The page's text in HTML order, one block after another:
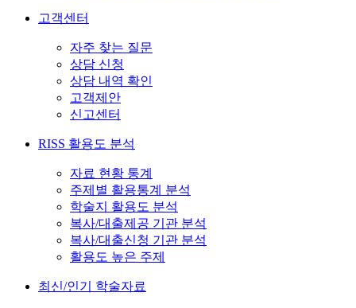
고객센터
자주 찾는 질문
상담 신청
상담 내역 확인
고객제안
신고센터
RISS 활용도 분석
자료 현황 통계
주제별 활용통계 분석
학술지 활용도 분석
복사/대출제공 기관 분석
복사/대출신청 기관 분석
활용도 높은 주제
최신/인기 학술자료